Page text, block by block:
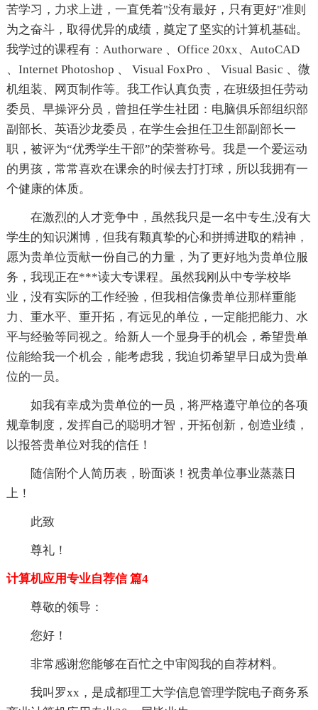
苦学习，力求上进，一直凭着"没有最好，只有更好"准则
为之奋斗，取得优异的成绩，奠定了坚实的计算机基础。
我学过的课程有：Authorware 、Office 20xx、AutoCAD
、Internet Photoshop 、 Visual FoxPro 、 Visual Basic 、微
机组装、网页制作等。我工作认真负责，在班级担任劳动
委员、早操评分员，曾担任学生社团：电脑俱乐部组织部
副部长、英语沙龙委员，在学生会担任卫生部副部长一
职，被评为“优秀学生干部”的荣誉称号。我是一个爱运动
的男孩，常常喜欢在课余的时候去打打球，所以我拥有一
个健康的体质。
在激烈的人才竞争中，虽然我只是一名中专生,没有大
学生的知识渊博，但我有颗真挚的心和拼搏进取的精神，
愿为贵单位贡献一份自己的力量，为了更好地为贵单位服
务，我现正在***读大专课程。虽然我刚从中专学校毕
业，没有实际的工作经验，但我相信像贵单位那样重能
力、重水平、重开拓，有远见的单位，一定能把能力、水
平与经验等同视之。给新人一个显身手的机会，希望贵单
位能给我一个机会，能考虑我，我迫切希望早日成为贵单
位的一员。
如我有幸成为贵单位的一员，将严格遵守单位的各项
规章制度，发挥自己的聪明才智，开拓创新，创造业绩，
以报答贵单位对我的信任！
随信附个人简历表，盼面谈！祝贵单位事业蒸蒸日
上！
此致
尊礼！
计算机应用专业自荐信 篇4
尊敬的领导：
您好！
非常感谢您能够在百忙之中审阅我的自荐材料。
我叫罗xx，是成都理工大学信息管理学院电子商务系